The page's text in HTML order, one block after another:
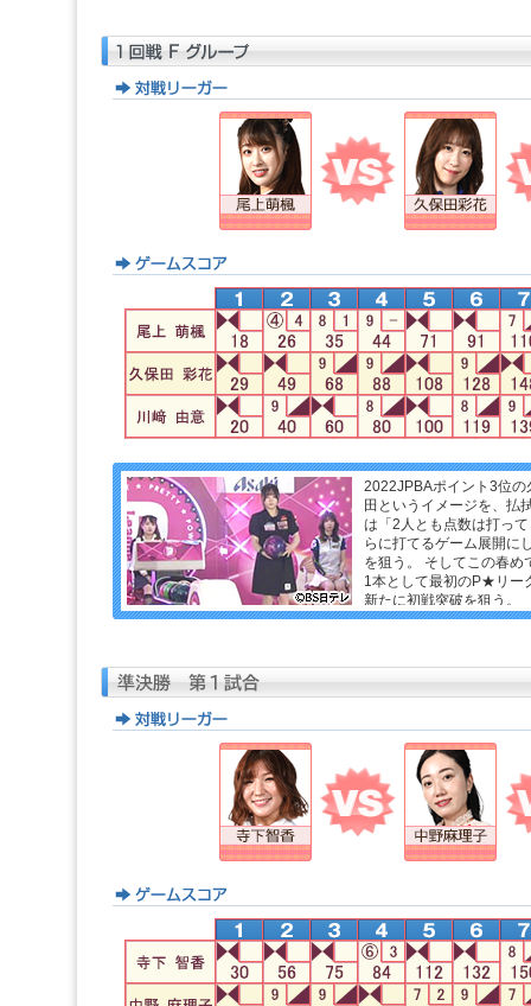
2022JPBAポイント3位
田というイメージを、払
は「2人とも点数は打っ
らに打てるゲーム展開に
を狙う。 そしてこの春め
1本として最初のP★リー
新たに初戦突破を狙う。